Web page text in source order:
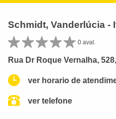
Schmidt, Vanderlúcia -
0 aval.
Rua Dr Roque Vernalha,
ver horario de
ver telefone